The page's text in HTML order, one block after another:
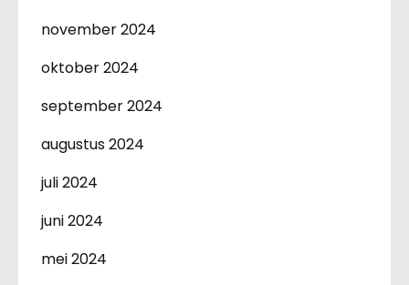
november 2024
oktober 2024
september 2024
augustus 2024
juli 2024
juni 2024
mei 2024